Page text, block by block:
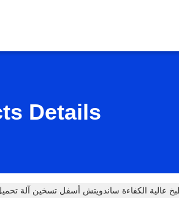
Details
عالية الكفاءة ساندويتش أسفل تسخين آلة تحميل